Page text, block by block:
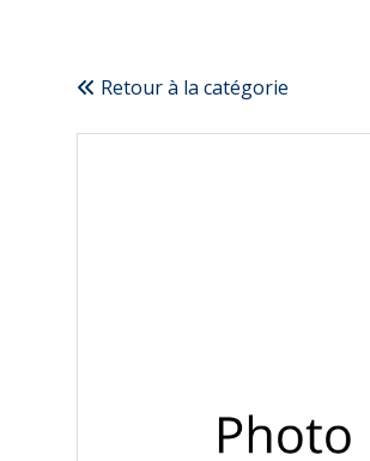
Retour à la catégorie